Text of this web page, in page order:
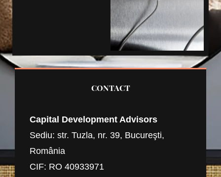
CONTACT
Capital Development Advisors
Sediu: str. Tuzla, nr. 39, Bucureşti,
România
CIF: RO 40933971